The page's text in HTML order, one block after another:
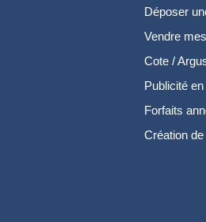
Déposer
Vendre
Cote /
Publicité
Forfaits
Création